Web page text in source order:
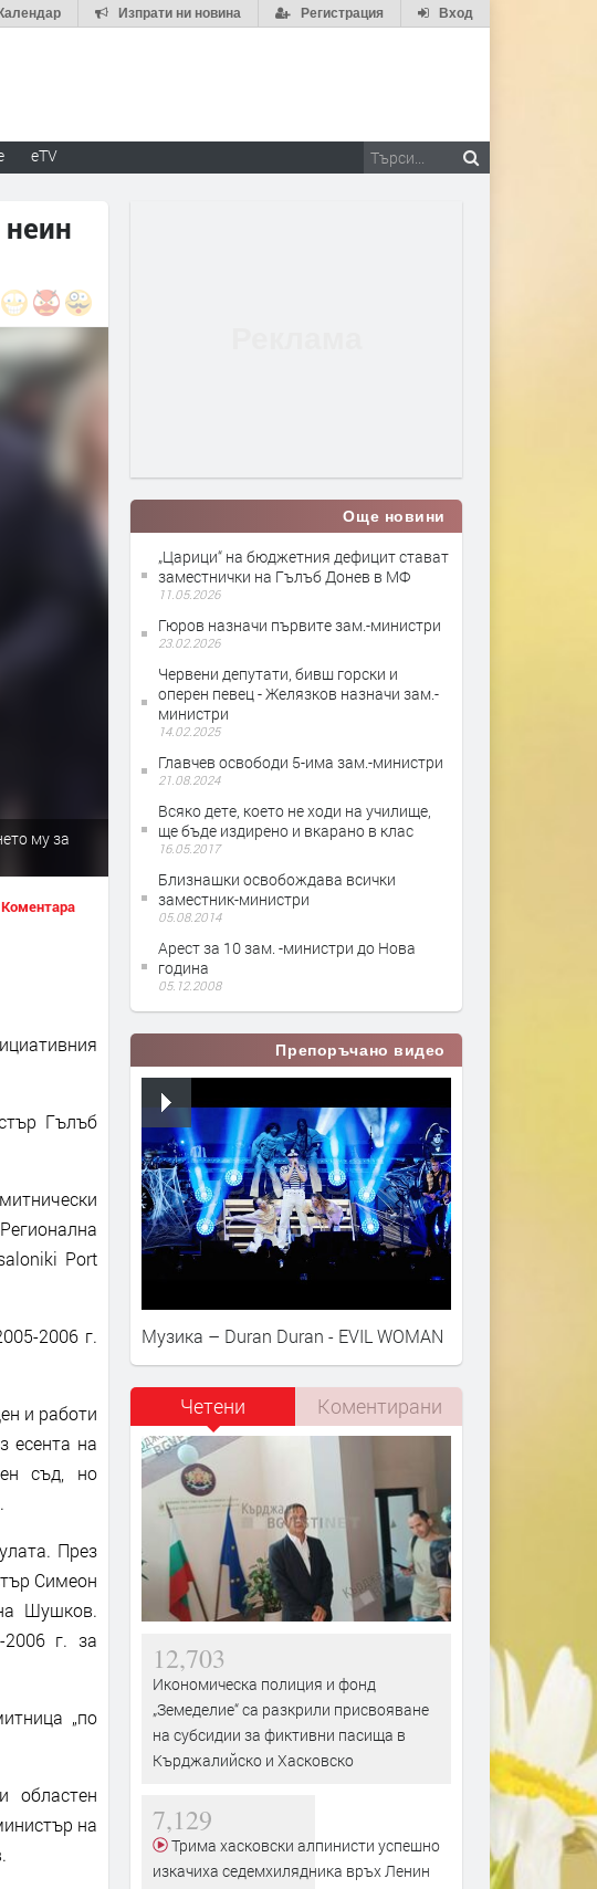
Вход
Регистрация
Изпрати ни новина
Календар
eTV
му за
Гълъб
Port
2006 г.
и работи
есента на
съд, но
През
Симеон
Шушков.
2006 г. за
„по
областен
на
Още новини
„Царици“ на бюджетния дефицит стават
заместнички на Гълъб Донев в МФ
11.05.2026
Гюров назначи първите зам.-министри
23.02.2026
Червени депутати, бивш горски и
оперен певец - Желязков назначи зам.-
министри
14.02.2025
Главчев освободи 5-има зам.-министри
21.08.2024
Всяко дете, което не ходи на училище,
ще бъде издирено и вкарано в клас
16.05.2017
Близнашки освобождава всички
заместник-министри
05.08.2014
Арест за 10 зам. -министри до Нова
година
05.12.2008
Препоръчано видео
Музика – Duran Duran - EVIL WOMAN
Четени Коментирани
12,703
Икономическа полиция и фонд
„Земеделие“ са разкрили присвояване
на субсидии за фиктивни пасища в
Кърджалийско и Хасковско
7,129
Трима хасковски алпинисти успешно
изкачиха седемхилядника връх Ленин